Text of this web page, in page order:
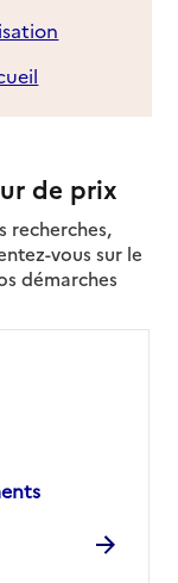
de prix
recherches,
vous sur le
démarches